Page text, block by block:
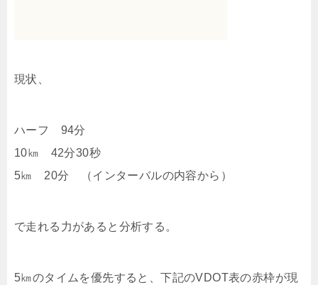
現状、
ハーフ 94分
10㎞ 42分30秒
5㎞ 20分 （インターバルの内容から）
で走れる力があると分析する。
5㎞のタイムを優先すると、下記のVDOT表の赤枠が現